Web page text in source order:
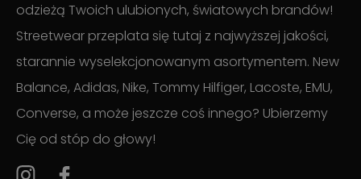
odzieżą Twoich ulubionych, światowych brandów!
Streetwear przeplata się tutaj z najwyższej jakości,
starannie wyselekcjonowanym asortymentem. New
Balance, Adidas, Nike, Tommy Hilfiger, Lacoste, EMU,
Converse, a może jeszcze coś innego? Ubierzemy
Cię od stóp do głowy!